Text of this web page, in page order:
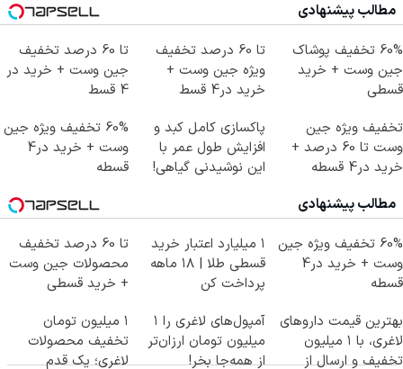
مطالب پیشنهادی
60% تخفیف پوشاک
جین وست + خرید
قسطی
تا 60 درصد تخفیف
ویژه جین وست +
خرید در4 قسط
تا 60 درصد تخفیف
جین وست + خرید در
4 قسط
تخفیف ویژه جین
وست تا 60 درصد +
خرید در4 قسطه
پاکسازی کامل کبد و
افزایش طول عمر با
این نوشیدنی گیاهی!
60% تخفیف ویژه جین
وست + خرید در4
قسطه
مطالب پیشنهادی
60% تخفیف ویژه جین
وست + خرید در4
قسطه
۱ میلیارد اعتبار خرید
قسطی طلا | ۱۸ ماهه
پرداخت کن
تا 60 درصد تخفیف
محصولات جین وست
+ خرید قسطی
بهترین قیمت داروهای
لاغری، با ۱ میلیون
تخفیف و ارسال از
آمپول‌های لاغری را ۱
میلیون تومان ارزان‌تر
از همه‌جا بخر!
۱ میلیون تومان
تخفیف محصولات
لاغری؛ یک قدم